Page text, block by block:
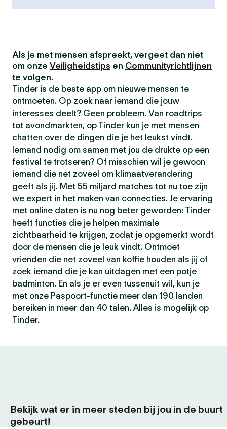
Als je met mensen afspreekt, vergeet dan niet
om onze Veiligheidstips en Communityrichtlijnen
te volgen.
Tinder is de beste app om nieuwe mensen te
ontmoeten. Op zoek naar iemand die jouw
interesses deelt? Geen probleem. Van roadtrips
tot avondmarkten, op Tinder kun je met mensen
chatten over de dingen die je het leukst vindt.
Iemand nodig om samen met jou de drukte op een
festival te trotseren? Of misschien wil je gewoon
iemand die net zoveel om klimaatverandering
geeft als jij. Met 55 miljard matches tot nu toe zijn
we expert in het maken van connecties. Je ervaring
met online daten is nu nog beter geworden: Tinder
heeft functies die je helpen maximale
zichtbaarheid te krijgen, zodat je opgemerkt wordt
door de mensen die je leuk vindt. Ontmoet
vrienden die net zoveel van koffie houden als jij of
zoek iemand die je kan uitdagen met een potje
badminton. En als je er even tussenuit wil, kun je
met onze Paspoort-functie meer dan 190 landen
bereiken in meer dan 40 talen. Alles is mogelijk op
Tinder.
Bekijk wat er in meer steden bij jou in de buurt
gebeurt!